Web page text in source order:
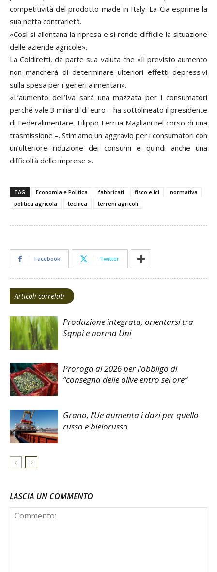
competitività del prodotto made in Italy. La Cia esprime la
sua netta contrarietà.
«Così si allontana la ripresa e si rende difficile la situazione
delle aziende agricole».
La Coldiretti, da parte sua valuta che «Il previsto aumento
non mancherà di determinare ulteriori effetti depressivi
sulla spesa per i generi alimentari».
«L’aumento dell’Iva sarà una mazzata per i consumatori
perché vale 3 miliardi di euro – ha sottolineato il presidente
di Federalimentare, Filippo Ferrua Magliani nel corso di una
trasmissione –. Stimiamo un aggravio per i consumatori con
un’ulteriore riduzione dei consumi e quindi anche una
difficoltà delle imprese ».
TAG Economia e Politica fabbricati fisco e ici
normativa
politica agricola
tecnica terreni agricoli
Facebook Twitter
Articoli correlati
Produzione integrata, orientarsi tra
Sqnpi e norma Uni
Proroga al 2026 per l’obbligo di
“consegna delle olive entro sei ore”
Grano, l’Ue aumenta i dazi per quello
russo e bielorusso
LASCIA UN COMMENTO